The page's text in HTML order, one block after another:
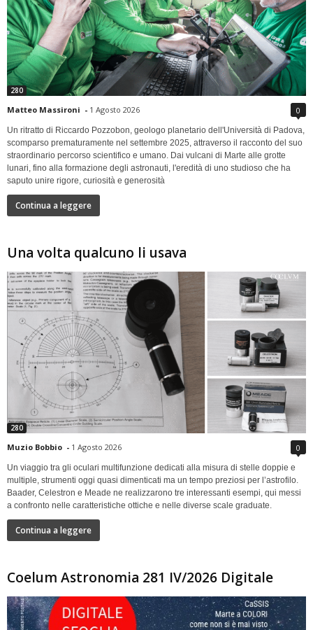
280
Matteo Massironi - 1 Agosto 2026 0
Un ritratto di Riccardo Pozzobon, geologo planetario dell'Università di Padova,
scomparso prematuramente nel settembre 2025, attraverso il racconto del suo
straordinario percorso scientifico e umano. Dai vulcani di Marte alle grotte
lunari, fino alla formazione degli astronauti, l'eredità di uno studioso che ha
saputo unire rigore, curiosità e generosità
Continua a leggere
Una volta qualcuno li usava
280
Muzio Bobbio - 1 Agosto 2026 0
Un viaggio tra gli oculari multifunzione dedicati alla misura di stelle doppie e
multiple, strumenti oggi quasi dimenticati ma un tempo preziosi per l’astrofilo.
Baader, Celestron e Meade ne realizzarono tre interessanti esempi, qui messi
a confronto nelle caratteristiche ottiche e nelle diverse scale graduate.
Continua a leggere
Coelum Astronomia 281 IV/2026 Digitale